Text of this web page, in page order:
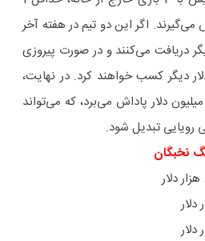
پاداش می‌گیرند. اگر این دو تیم در هفته آخر
دلار دیگر دریافت می‌کنند و در صورت پیروزی
آخر، 300 هزار دلار دیگر کسب خواهند کرد. در نهایت،
تیم قهرمان لیگ نخبگان 10 میلیون دلار پاداش می‌برد، که می‌تواند
رویایی تبدیل شود.
نخبگان